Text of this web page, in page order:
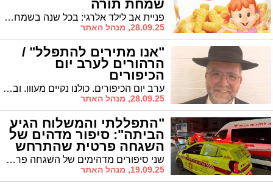
שמחת תורה
פניית אב לילד אלרגי: בכל שנה בשמחת תורה בני ושכמותו נאלצים לעזוב את בית הכנסת ולא להשתתף ב'הקפות'. התחשבו בהם!
28.09.25, מנהל האתר
"אנו מתירים להתפלל" /
הרהורים לערב יום
הכיפורים
ערב יום הכיפורים. כולנו נקיים מעוון. ובדיוק אז אנו מתירים להתפלל עם העבריינים. מי הם?
28.09.25, מנהל האתר
"התפללתי והמשלוח הגיע
הביתה": סיפור מדהים של
השגחה פרטית שהתרחש
בעירנו שני סיפורים מדהימים של השגחה פרטית שהתרחשו השבוע בעירנו, ונשלחו למערכת בידי אחד הקוראים. אֲסַפְּרָה כָּל נִפְלְאוֹתֶיךָ
19.09.25, מנהל האתר